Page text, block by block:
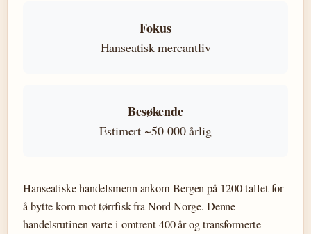
Fokus
Hanseatisk mercantliv
Besøkende
Estimert ~50 000 årlig
Hanseatiske handelsmenn ankom Bergen på 1200-tallet for
å bytte korn mot tørrfisk fra Nord-Norge. Denne
handelsrutinen varte i omtrent 400 år og transformerte